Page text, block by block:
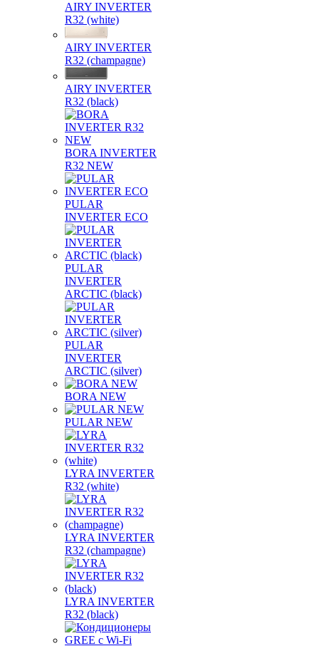
AIRY INVERTER
R32 (white)
AIRY INVERTER
R32 (champagne)
AIRY INVERTER
R32 (black)
BORA INVERTER
R32 NEW
PULAR
INVERTER ECO
PULAR
INVERTER
ARCTIC (black)
PULAR
INVERTER
ARCTIC (silver)
BORA NEW
PULAR NEW
LYRA INVERTER
R32 (white)
LYRA INVERTER
R32 (champagne)
LYRA INVERTER
R32 (black)